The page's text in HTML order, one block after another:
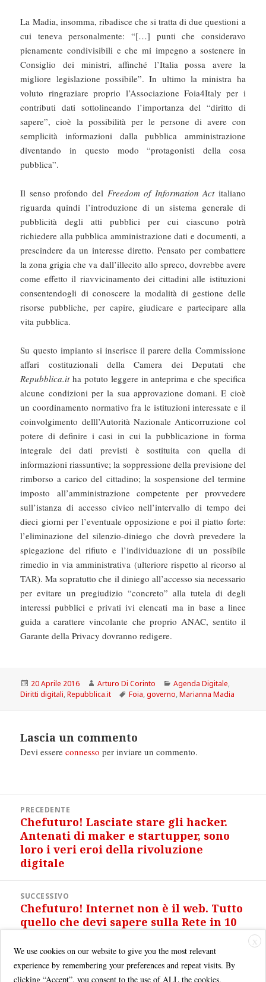
La Madia, insomma, ribadisce che si tratta di due questioni a
cui teneva personalmente: “[…] punti che consideravo
pienamente condivisibili e che mi impegno a sostenere in
Consiglio dei ministri, affinché l’Italia possa avere la
migliore legislazione possibile”. In ultimo la ministra ha
voluto ringraziare proprio l’Associazione Foia4Italy per i
contributi dati sottolineando l’importanza del “diritto di
sapere”, cioè la possibilità per le persone di avere con
semplicità informazioni dalla pubblica amministrazione
diventando in questo modo “protagonisti della cosa
pubblica”.
Il senso profondo del Freedom of Information Actitaliano
riguarda quindi l’introduzione di un sistema generale di
pubblicità degli atti pubblici per cui ciascuno potrà
richiedere alla pubblica amministrazione dati e documenti, a
prescindere da un interesse diretto. Pensato per combattere
la zona grigia che va dall’illecito allo spreco, dovrebbe avere
come effetto il riavvicinamento dei cittadini alle istituzioni
consentendogli di conoscere la modalità di gestione delle
risorse pubbliche, per capire, giudicare e partecipare alla
vita pubblica.
Su questo impianto si inserisce il parere della Commissione
affari costituzionali della Camera dei Deputati che
Repubblica.itha potuto leggere in anteprima e che specifica
alcune condizioni per la sua approvazione domani. E cioè
un coordinamento normativo fra le istituzioni interessate e il
coinvolgimento delll’Autorità Nazionale Anticorruzione col
potere di definire i casi in cui la pubblicazione in forma
integrale dei dati previsti è sostituita con quella di
informazioni riassuntive; la soppressione della previsione del
rimborso a carico del cittadino; la sospensione del termine
imposto all’amministrazione competente per provvedere
sull’istanza di accesso civico nell’intervallo di tempo dei
dieci giorni per l’eventuale opposizione e poi il piatto forte:
l’eliminazione del silenzio-diniego che dovrà prevedere la
spiegazione del rifiuto e l’individuazione di un possibile
rimedio in via amministrativa (ulteriore rispetto al ricorso al
TAR). Ma sopratutto che il diniego all’accesso sia necessario
per evitare un pregiudizio “concreto” alla tutela di degli
interessi pubblici e privati ivi elencati ma in base a linee
guida a carattere vincolante che proprio ANAC, sentito il
Garante della Privacy dovranno redigere.
Scritto
il
20 Aprile 2016 Autore
Arturo Di Corinto Categorie
Agenda Digitale,
Diritti digitali,Repubblica.it Tag
Foia,governo,Marianna Madia
Lascia un commento
Devi essereconnesso per inviare un commento.
articoliPRECEDENTE
Articolo
precedente:
Chefuturo! Lasciate stare gli hacker.
Antenati di maker e startupper, sono
loro i veri eroi della rivoluzione
digitale
SUCCESSIVO
Articolo
successivo:
Chefuturo! Internet non è il web. Tutto
quello che devi sapere sulla Rete in 10
X
We use cookies on our website to give you the most relevant
experience by remembering your preferences and repeat visits. By
clicking “Accept”, you consent to the use of ALL the cookies.